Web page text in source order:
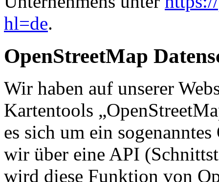
hl=de.
OpenStreetMap
Wir haben auf unserer
Kartentools
es sich um ein
wir über eine API
wird diese Funktion von